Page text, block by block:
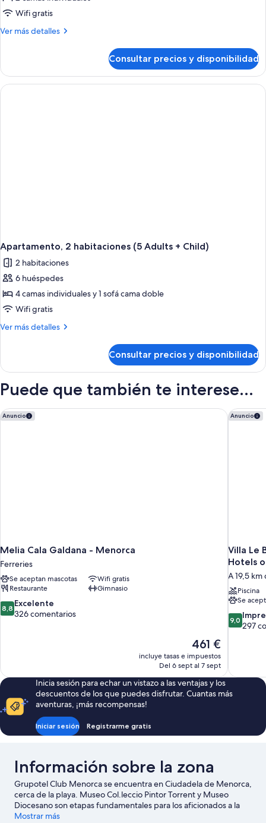
Wifi gratis
Ver más detalles
Más
Consultar precios y disponibilidad
Apartamento, 2 habitaciones (5 Adults + Child)
2 habitaciones
6 huéspedes
4 camas individuales y 1 sofá cama doble
Wifi gratis
Ver más detalles
Más
2
(5
+
Child)
Consultar precios y disponibilidad
Puede que también te interese...
Anuncio
Melia Cala Galdana - Menorca
Ferreries
Se aceptan mascotas
Wifi gratis
Restaurante
Gimnasio
8.8
sobre
8,8 Excelente
326 comentarios
El
precio
actual
de
461 €
461 €
incluye tasas e impuestos
Del 6 sept al 7 sept
Melia Cala Galdana - Menorca Anuncio
Villa Le
Hotels
A 19,5
Piscina
Se
9.0
sobre
9,0
297
Villa Le
Inicia sesión para echar un vistazo a las ventajas y los
descuentos de los que puedes disfrutar. Cuantas más
aventuras, ¡más recompensas!
Iniciar sesión Registrarme gratis
Información sobre la zona
Grupotel Club Menorca se encuentra en Ciudadela de Menorca,
cerca de la playa. Museo Col.leccio Pintor Torrent y Museo
Diocesano son etapas fundamentales para los aficionados a la
cultura en esta región, donde también puedes acercarte a
Mostrar más